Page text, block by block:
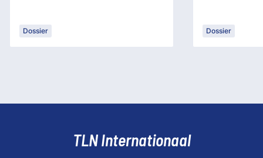
Dossier Dossier
TLN Internationaal